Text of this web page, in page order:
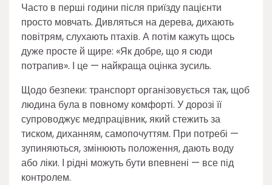
Часто в перші години після приїзду пацієнти
просто мовчать. Дивляться на дерева, дихають
повітрям, слухають птахів. А потім кажуть щось
дуже просте й щире: «Як добре, що я сюди
потрапив». І це — найкраща оцінка зусиль.
Щодо безпеки: транспорт організовується так, щоб
людина була в повному комфорті. У дорозі її
супроводжує медпрацівник, який стежить за
тиском, диханням, самопочуттям. При потребі —
зупиняються, змінюють положення, дають воду
або ліки. І рідні можуть бути впевнені — все під
контролем.